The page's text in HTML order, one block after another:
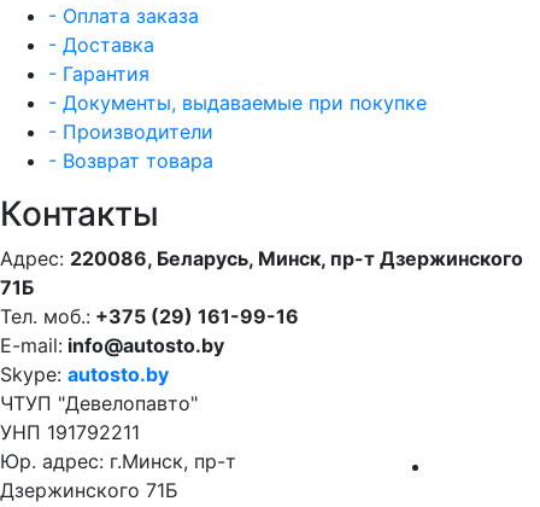
- Оплата заказа
- Доставка
- Гарантия
- Документы, выдаваемые при покупке
- Производители
- Возврат товара
Контакты
Адрес: 220086, Беларусь, Минск, пр-т Дзержинского
71Б
Тел. моб.: +375 (29) 161-99-16
E-mail: info@autosto.by
Skype: autosto.by
ЧТУП "Девелопавто"
УНП 191792211
Юр. адрес: г.Минск, пр-т
Дзержинского 71Б